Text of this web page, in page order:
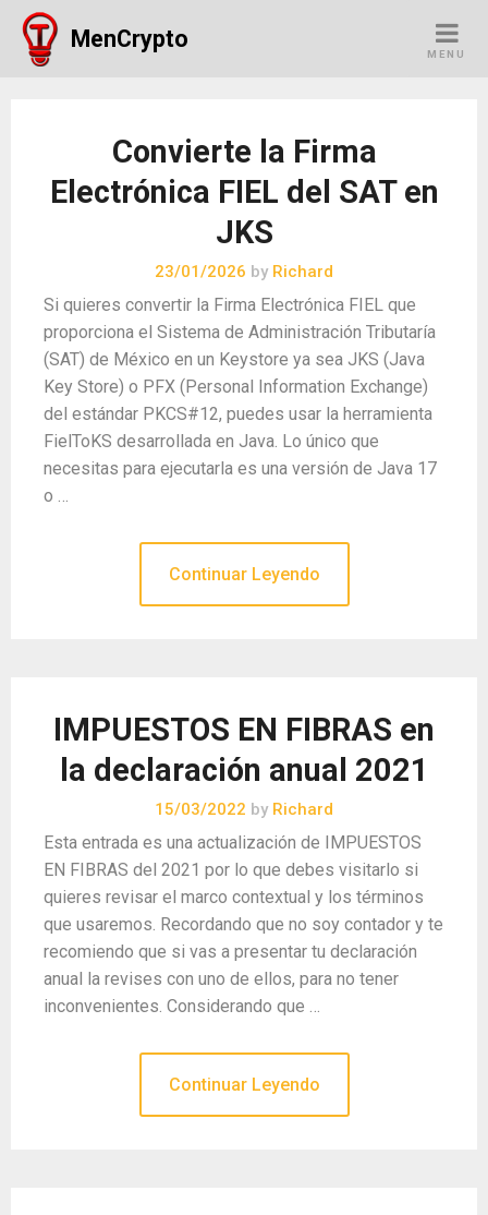
Skip
content
MenCrypto
MENU
Convierte la Firma
Electrónica FIEL del SAT en
JKS
23/01/2026 by Richard
Si quieres convertir la Firma Electrónica FIEL que
proporciona el Sistema de Administración Tributaría
(SAT) de México en un Keystore ya sea JKS (Java
Key Store) o PFX (Personal Information Exchange)
del estándar PKCS#12, puedes usar la herramienta
FielToKS desarrollada en Java. Lo único que
necesitas para ejecutarla es una versión de Java 17
o …
Continuar Leyendo
IMPUESTOS EN FIBRAS en
la declaración anual 2021
15/03/2022 by Richard
Esta entrada es una actualización de IMPUESTOS
EN FIBRAS del 2021 por lo que debes visitarlo si
quieres revisar el marco contextual y los términos
que usaremos. Recordando que no soy contador y te
recomiendo que si vas a presentar tu declaración
anual la revises con uno de ellos, para no tener
inconvenientes. Considerando que …
Continuar Leyendo